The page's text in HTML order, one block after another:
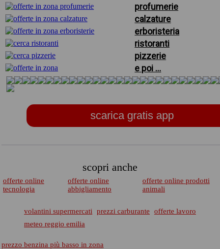
profumerie
calzature
erboristeria
ristoranti
pizzerie
e poi ...
scarica gratis app
scopri anche
offerte online
tecnologia
offerte online
abbigliamento
offerte online prodotti
animali
volantini supermercati prezzi carburante
offerte lavoro
meteo reggio emilia
prezzo benzina più basso in zona